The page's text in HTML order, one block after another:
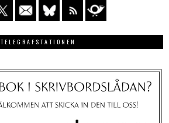
TELEGRAFSTATIONEN